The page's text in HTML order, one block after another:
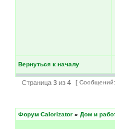
Вернуться к началу
Страница 3 из 4 [
Форум Calorizator » Дом и